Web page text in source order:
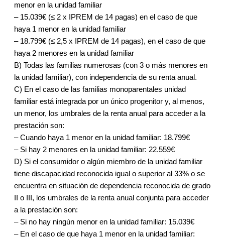
menor en la unidad familiar
– 15.039€ (≤ 2 x IPREM de 14 pagas) en el caso de que
haya 1 menor en la unidad familiar
– 18.799€ (≤ 2,5 x IPREM de 14 pagas), en el caso de que
haya 2 menores en la unidad familiar
B) Todas las familias numerosas (con 3 o más menores en
la unidad familiar), con independencia de su renta anual.
C) En el caso de las familias monoparentales unidad
familiar está integrada por un único progenitor y, al menos,
un menor, los umbrales de la renta anual para acceder a la
prestación son:
– Cuando haya 1 menor en la unidad familiar: 18.799€
– Si hay 2 menores en la unidad familiar: 22.559€
D) Si el consumidor o algún miembro de la unidad familiar
tiene discapacidad reconocida igual o superior al 33% o se
encuentra en situación de dependencia reconocida de grado
II o III, los umbrales de la renta anual conjunta para acceder
a la prestación son:
– Si no hay ningún menor en la unidad familiar: 15.039€
– En el caso de que haya 1 menor en la unidad familiar: